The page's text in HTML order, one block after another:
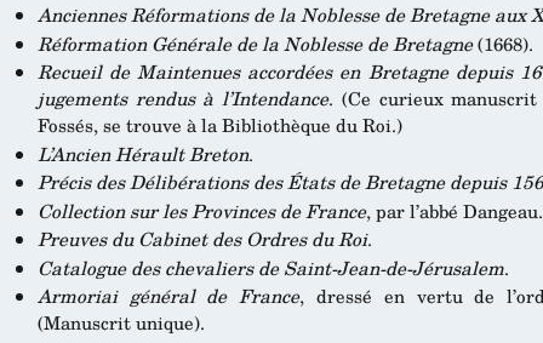
Anciennes Réformations de la Noblesse de Bretagne aux
Réformation Générale de la Noblesse de Bretagne(1668).
Recueil de Maintenues accordées en Bretagne depuis
jugements rendus à l’Intendance. (Ce curieux
Fossés, se trouve à la Bibliothèque du Roi.)
L’Ancien Hérault Breton.
Précis des Délibérations des États de Bretagne depuis
Collection sur les Provinces de France, par l’abbé Dangeau.
Preuves du Cabinet des Ordres du Roi.
Catalogue des chevaliers de Saint-Jean-de-Jérusalem.
Armoriai général de France, dressé en vertu de
(Manuscrit unique).